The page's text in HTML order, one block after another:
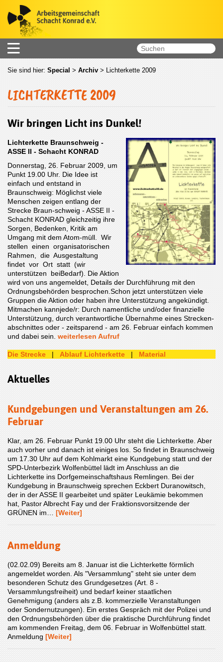
Sie sind hier: Special > Archiv > Lichterkette 2009
LICHTERKETTE 2009
Wir bringen Licht ins Dunkel!
Lichterkette Braunschweig -
ASSE II - Schacht KONRAD
Donnerstag, 26. Februar 2009, um
Punkt 19.00 Uhr. Die Idee ist
einfach und entstand in
Braunschweig: Möglichst viele
Menschen zeigen entlang der
Strecke Braun-schweig - ASSE II -
Schacht KONRAD gleichzeitig ihre
Sorgen, Bedenken, Kritik am
Umgang mit dem Atom-müll. Wir
stellen einen organisatorischen
Rahmen, die Ausgestaltung
findet vor Ort statt (wir
unterstützen beiBedarf). Die Aktion
wird von uns angemeldet, Details der Durchführung mit den
Ordnungsbehörden besprochen.Schon jetzt unterstützen viele
Gruppen die Aktion oder haben ihre Unterstützung angekündigt.
Mitmachen kannjede/r: Durch namentliche und/oder finanzielle
Unterstützung, durch verantwortliche Übernahme eines Strecken-
abschnittes oder - zeitsparend - am 26. Februar einfach kommen
und dabei sein. weiterlesen Aufruf
Die Strecke | Ablauf Lichterkette | Material
Aktuelles
Kundgebungen und Veranstaltungen am 26.
Februar
Klar, am 26. Februar Punkt 19.00 Uhr steht die Lichterkette. Aber
auch vorher und danach ist einiges los. So findet in Braunschweig
um 17.30 Uhr auf dem Kohlmarkt eine Kundgebung statt und der
SPD-Unterbezirk Wolfenbüttel lädt im Anschluss an die
Lichterkette ins Dorfgemeinschaftshaus Remlingen. Bei der
Kundgebung in Braunschweig sprechen Eckbert Duranowitsch,
der in der ASSE II gearbeitet und später Leukämie bekommen
hat, Pastor Albrecht Fay und der Fraktionsvorsitzende der
GRÜNEN im… [Weiter]
Anmeldung
(02.02.09) Bereits am 8. Januar ist die Lichterkette förmlich
angemeldet worden. Als "Versammlung" steht sie unter dem
besonderen Schutz des Grundgesetzes (Art. 8 -
Versammlungsfreiheit) und bedarf keiner staatlichen
Genehmigung (anders als z.B. kommerzielle Veranstaltungen
oder Sondernutzungen). Ein erstes Gespräch mit der Polizei und
den Ordnungsbehörden über die praktische Durchführung findet
am kommenden Freitag, dem 06. Februar in Wolfenbüttel statt.
Anmeldung [Weiter]